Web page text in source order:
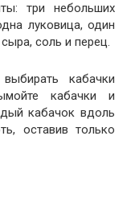
три небольших
луковица, один
соль и перец.
кабачки
кабачки и
кабачок вдоль
оставив только